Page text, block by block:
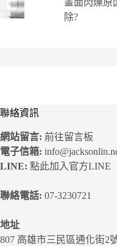
除?
聯絡資訊
網站留言: 前往留言板
電子信箱:
LINE: 點此加入官方LINE
聯絡電話: 07-3230721
地址
807 高雄市三民區通化街2